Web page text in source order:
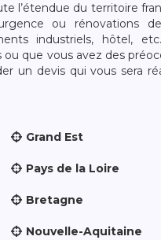
l’étendue du territoire
ou rénovations
industriels, hôtel,
que vous avez des
un devis qui vous sera
Grand Est
Pays de la Loire
Bretagne
Nouvelle-Aquitaine